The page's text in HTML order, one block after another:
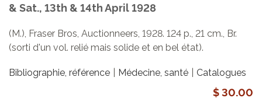
& Sat., 13th & 14th April 1928
(M.), Fraser Bros, Auctionneers, 1928. 124 p., 21 cm., Br.
(sorti d'un vol. relié mais solide et en bel état).
Bibliographie, référence Médecine, santé Catalogues
$ 30.00